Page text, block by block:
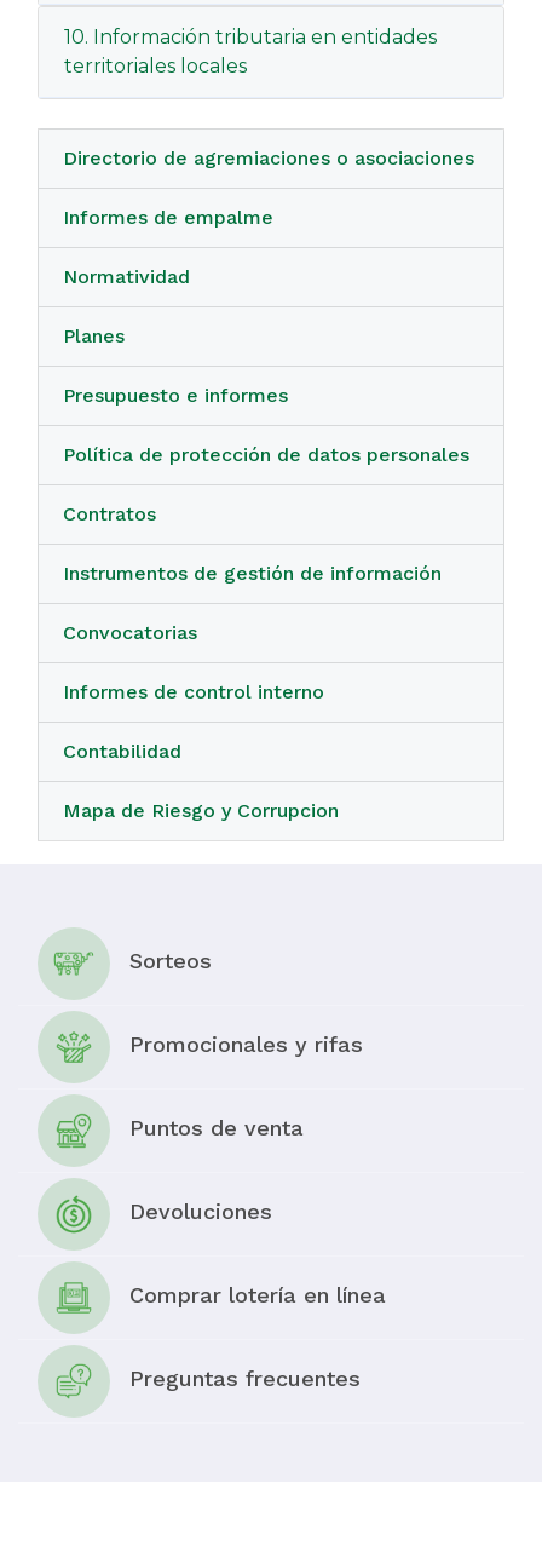
10. Información tributaria en entidades
territoriales locales
Directorio de agremiaciones o asociaciones
Informes de empalme
Normatividad
Planes
Presupuesto e informes
Política de protección de datos personales
Contratos
Instrumentos de gestión de información
Convocatorias
Informes de control interno
Contabilidad
Mapa de Riesgo y Corrupcion
Sorteos
Promocionales y rifas
Puntos de venta
Devoluciones
Comprar lotería en línea
Preguntas frecuentes